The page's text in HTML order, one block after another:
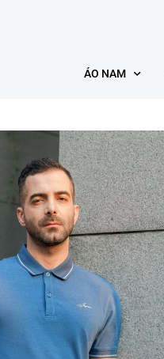
ÁO NAM